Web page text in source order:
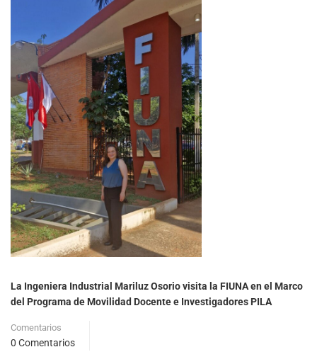
La Ingeniera Industrial Mariluz Osorio visita la FIUNA en el Marco
del Programa de Movilidad Docente e Investigadores PILA
Comentarios
0 Comentarios